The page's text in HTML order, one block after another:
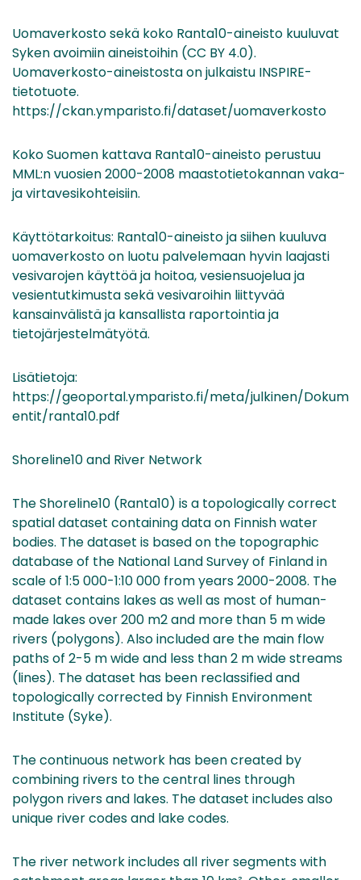
Uomaverkosto sekä koko Ranta10-aineisto kuuluvat
Syken avoimiin aineistoihin (CC BY 4.0).
Uomaverkosto-aineistosta on julkaistu INSPIRE-
tietotuote.
https://ckan.ymparisto.fi/dataset/uomaverkosto
Koko Suomen kattava Ranta10-aineisto perustuu
MML:n vuosien 2000-2008 maastotietokannan vaka-
ja virtavesikohteisiin.
Käyttötarkoitus: Ranta10-aineisto ja siihen kuuluva
uomaverkosto on luotu palvelemaan hyvin laajasti
vesivarojen käyttöä ja hoitoa, vesiensuojelua ja
vesientutkimusta sekä vesivaroihin liittyvää
kansainvälistä ja kansallista raportointia ja
tietojärjestelmätyötä.
Lisätietoja:
https://geoportal.ymparisto.fi/meta/julkinen/Dokum
entit/ranta10.pdf
Shoreline10 and River Network
The Shoreline10 (Ranta10) is a topologically correct
spatial dataset containing data on Finnish water
bodies. The dataset is based on the topographic
database of the National Land Survey of Finland in
scale of 1:5 000-1:10 000 from years 2000-2008. The
dataset contains lakes as well as most of human-
made lakes over 200 m2 and more than 5 m wide
rivers (polygons). Also included are the main flow
paths of 2-5 m wide and less than 2 m wide streams
(lines). The dataset has been reclassified and
topologically corrected by Finnish Environment
Institute (Syke).
The continuous network has been created by
combining rivers to the central lines through
polygon rivers and lakes. The dataset includes also
unique river codes and lake codes.
The river network includes all river segments with